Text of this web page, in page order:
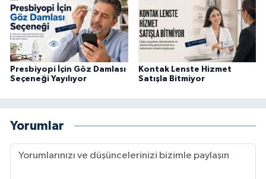
Presbiyopi İçin Göz Damlası
Seçeneği Yayılıyor
Kontak Lenste Hizmet
Satışla Bitmiyor
Yorumlar